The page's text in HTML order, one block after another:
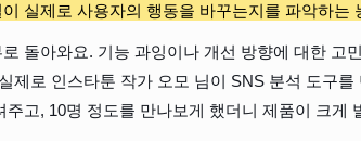
실제로 사용자의 행동을 바꾸는지를 파악하는
돌아와요. 기능 과잉이나 개선 방향에 대한 고
제로 인스타툰 작가 오모 님이 SNS 분석 도구
고, 10명 정도를 만나보게 했더니 제품이 크게